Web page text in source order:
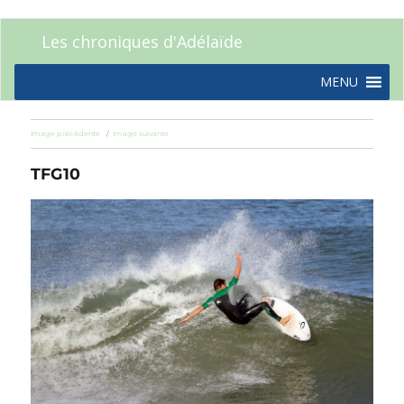
Les chroniques d'Adélaïde
MENU
Image précédente Image suivante
TFG10